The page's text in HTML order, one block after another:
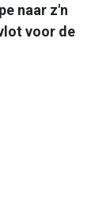
naar z'n
voor de